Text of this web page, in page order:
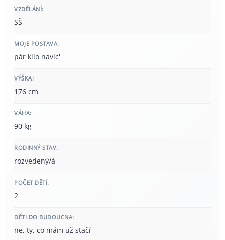
VZDĚLÁNÍ:
SŠ
MOJE POSTAVA:
pár kilo navíc'
VÝŠKA:
176 cm
VÁHA:
90 kg
RODINNÝ STAV:
rozvedený/á
POČET DĚTÍ:
2
DĚTI DO BUDOUCNA:
ne, ty, co mám už stačí